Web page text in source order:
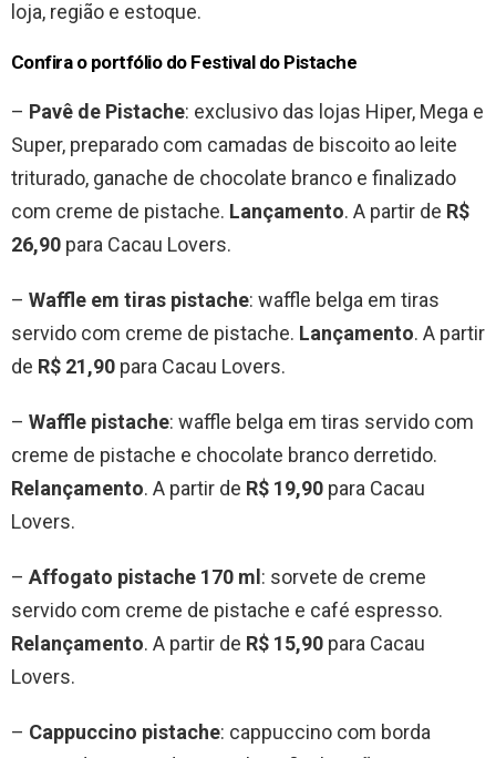
loja, região e estoque.
Confira o portfólio do Festival do Pistache
– Pavê de Pistache: exclusivo das lojas Hiper, Mega e
Super, preparado com camadas de biscoito ao leite
triturado, ganache de chocolate branco e finalizado
com creme de pistache. Lançamento. A partir de R$
26,90 para Cacau Lovers.
– Waffle em tiras pistache: waffle belga em tiras
servido com creme de pistache. Lançamento. A partir
de R$ 21,90 para Cacau Lovers.
– Waffle pistache: waffle belga em tiras servido com
creme de pistache e chocolate branco derretido.
Relançamento. A partir de R$ 19,90 para Cacau
Lovers.
– Affogato pistache 170 ml : sorvete de creme
servido com creme de pistache e café espresso.
Relançamento. A partir de R$ 15,90 para Cacau
Lovers.
– Cappuccino pistache: cappuccino com borda